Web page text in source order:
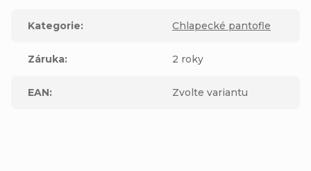
Kategorie: Chlapecké pantofle
Záruka: 2 roky
EAN: Zvolte variantu